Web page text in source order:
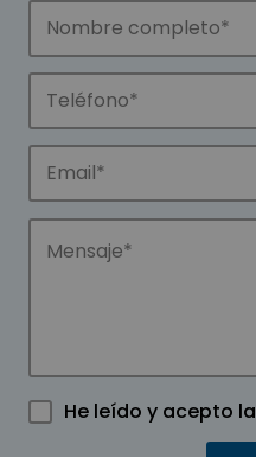
He leído y acepto la